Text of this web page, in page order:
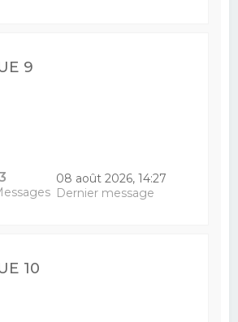
9
08 août 2026, 14:27
Dernier message
10